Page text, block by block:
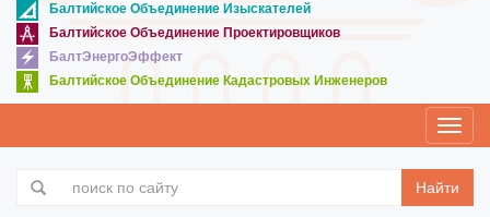
Балтийское Объединение Изыскателей
Балтийское Объединение Проектировщиков
БалтЭнергоЭффект
Балтийское Объединение Кадастровых Инженеров
Найти